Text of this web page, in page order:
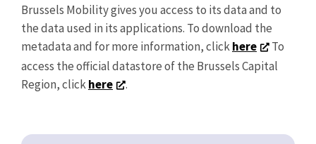
Brussels Mobility gives you access to its data and to
the data used in its applications. To download the
metadata and for more information, clickhere
To
access the official datastore of the Brussels Capital
Region, clickhere .